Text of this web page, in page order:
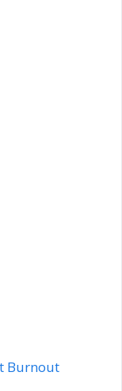
Burnout